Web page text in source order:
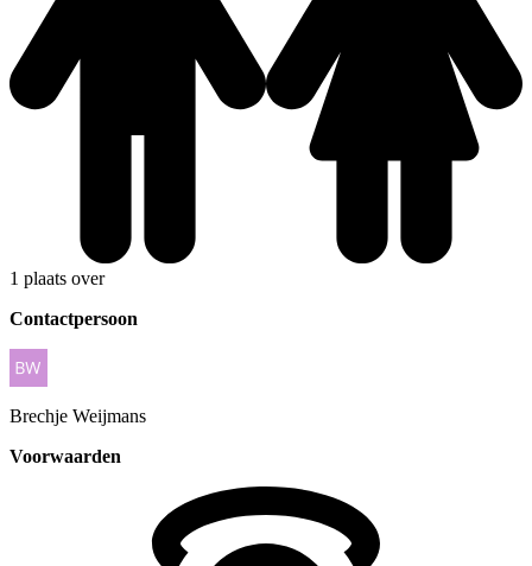
1 plaats over
Contactpersoon
Brechje Weijmans
Voorwaarden